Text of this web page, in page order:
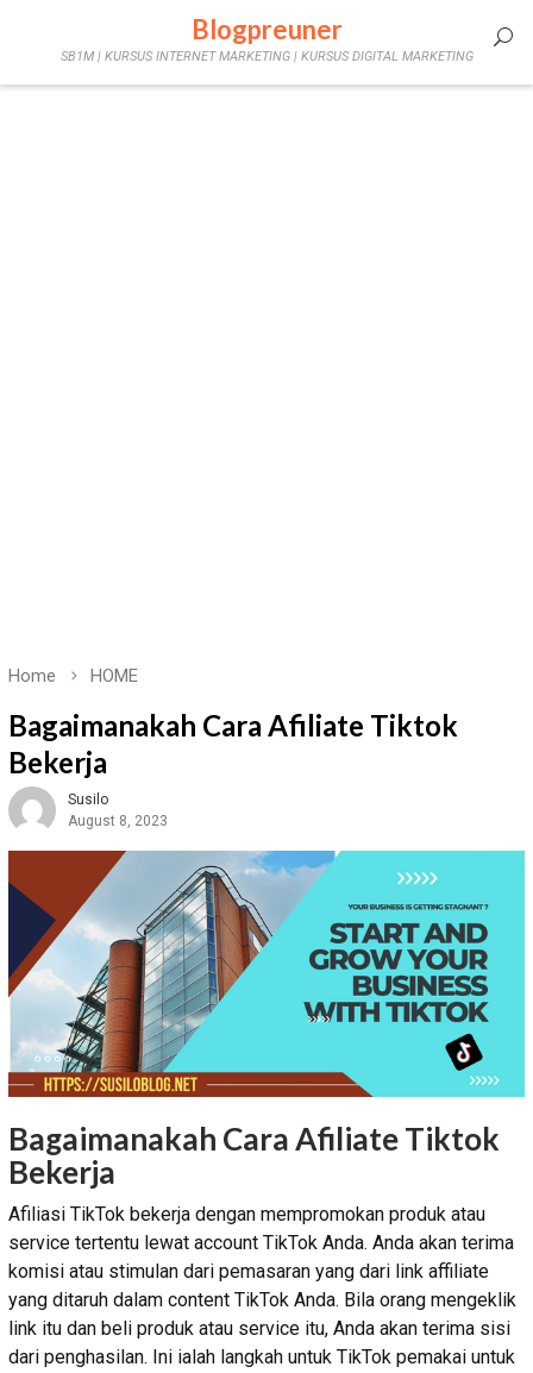
Menu
Blogpreuner
SB1M | KURSUS INTERNET MARKETING | KURSUS DIGITAL MARKETING
Home HOME
Bagaimanakah Cara Afiliate Tiktok
Bekerja
Susilo
August 8, 2023
Bagaimanakah Cara Afiliate Tiktok
Bekerja
Afiliasi TikTok bekerja dengan mempromokan produk atau
service tertentu lewat account TikTok Anda. Anda akan terima
komisi atau stimulan dari pemasaran yang dari link affiliate
yang ditaruh dalam content TikTok Anda. Bila orang mengeklik
link itu dan beli produk atau service itu, Anda akan terima sisi
dari penghasilan. Ini ialah langkah untuk TikTok pemakai untuk